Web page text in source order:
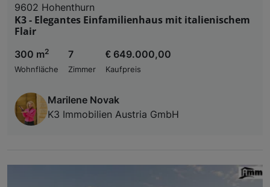
9602 Hohenthurn
K3 - Elegantes Einfamilienhaus mit italienischem
Flair
300 m2
Wohnfläche
7
Zimmer
€ 649.000,00
Kaufpreis
Marilene Novak
K3 Immobilien Austria GmbH